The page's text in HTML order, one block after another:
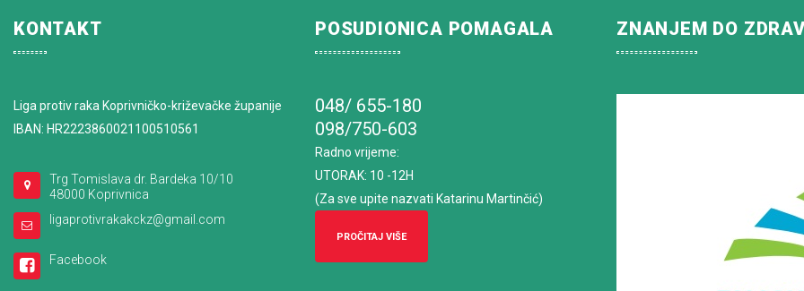
KONTAKT
Liga protiv raka Koprivničko-križevačke županije
IBAN: HR2223860021100510561
Trg Tomislava dr. Bardeka 10/10
48000 Koprivnica
ligaprotivrakakckz@gmail.com
Facebook
POSUDIONICA POMAGALA
048/ 655-180
098/750-603
Radno vrijeme:
UTORAK: 10 -12H
(Za sve upite nazvati Katarinu Martinčić)
PROČITAJ VIŠE
ZNANJEM DO